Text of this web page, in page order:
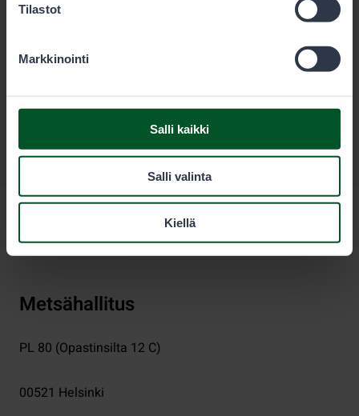
Tilastot
Markkinointi
Salli kaikki
Salli valinta
Kiellä
Metsähallitus
PL 80 (Opastinsilta 12 C)
00521 Helsinki